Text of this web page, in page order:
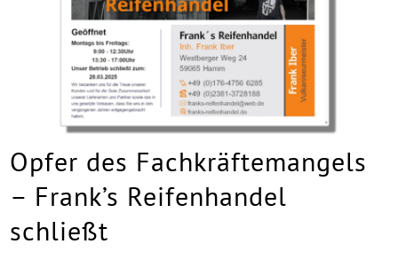
Opfer des Fachkräftemangels
– Frank’s Reifenhandel
schließt